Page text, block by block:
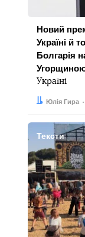
Новий
Україні й
Болгарія
Україні
Автор:
Юлія Гира
Дата:
Тексти